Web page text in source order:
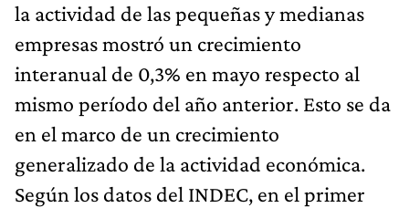
la actividad de las pequeñas y medianas
empresas mostró un crecimiento
interanual de 0,3% en mayo respecto al
mismo período del año anterior. Esto se da
en el marco de un crecimiento
generalizado de la actividad económica.
Según los datos del INDEC, en el primer